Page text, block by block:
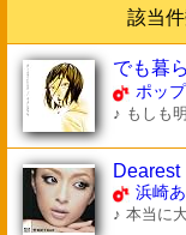
該当
でも暮
ポッ
♪ もしも
Dearest
浜崎
♪ 本当に